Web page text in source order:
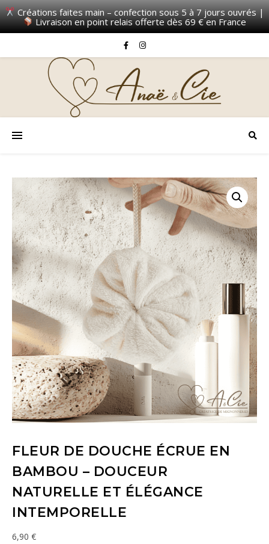
Créations faites main – confection sous 5 à 7 jours ouvrés |
Livraison en point relais offerte dès 69 € en France
FLEUR DE DOUCHE ÉCRUE EN
BAMBOU – DOUCEUR
NATURELLE ET ÉLÉGANCE
INTEMPORELLE
6,90 €